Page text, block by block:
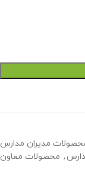
مدیران مدارس
, محصولات معاون